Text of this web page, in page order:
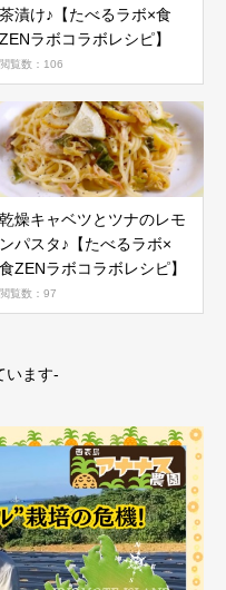
茶漬け♪【たべるラボ×食
ZENラボコラボレシピ】
閲覧数：106
乾燥キャベツとツナのレモ
ンパスタ♪【たべるラボ×
食ZENラボコラボレシピ】
閲覧数：97
います-